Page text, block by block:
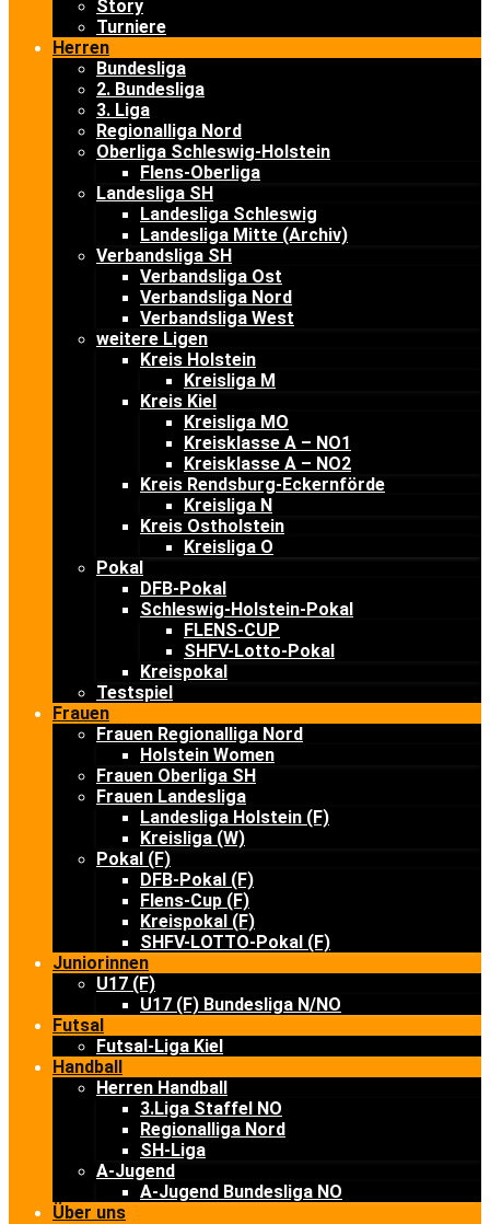
Story
Turniere
Herren
Bundesliga
2. Bundesliga
3. Liga
Regionalliga Nord
Oberliga Schleswig-Holstein
Flens-Oberliga
Landesliga SH
Landesliga Schleswig
Landesliga Mitte (Archiv)
Verbandsliga SH
Verbandsliga Ost
Verbandsliga Nord
Verbandsliga West
weitere Ligen
Kreis Holstein
Kreisliga M
Kreis Kiel
Kreisliga MO
Kreisklasse A – NO1
Kreisklasse A – NO2
Kreis Rendsburg-Eckernförde
Kreisliga N
Kreis Ostholstein
Kreisliga O
Pokal
DFB-Pokal
Schleswig-Holstein-Pokal
FLENS-CUP
SHFV-Lotto-Pokal
Kreispokal
Testspiel
Frauen
Frauen Regionalliga Nord
Holstein Women
Frauen Oberliga SH
Frauen Landesliga
Landesliga Holstein (F)
Kreisliga (W)
Pokal (F)
DFB-Pokal (F)
Flens-Cup (F)
Kreispokal (F)
SHFV-LOTTO-Pokal (F)
Juniorinnen
U17 (F)
U17 (F) Bundesliga N/NO
Futsal
Futsal-Liga Kiel
Handball
Herren Handball
3.Liga Staffel NO
Regionalliga Nord
SH-Liga
A-Jugend
A-Jugend Bundesliga NO
Über uns